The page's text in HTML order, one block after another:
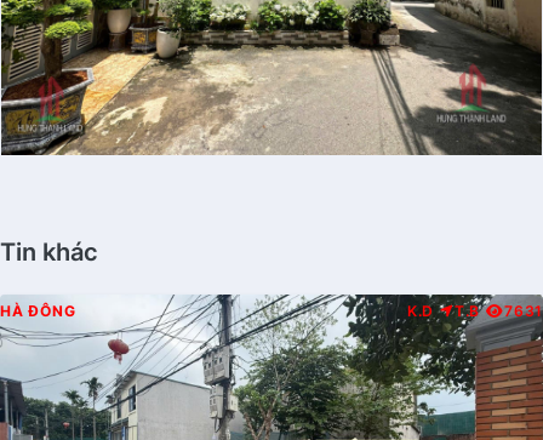
Tin khác
HÀ ĐÔNG K.D T.B 7631